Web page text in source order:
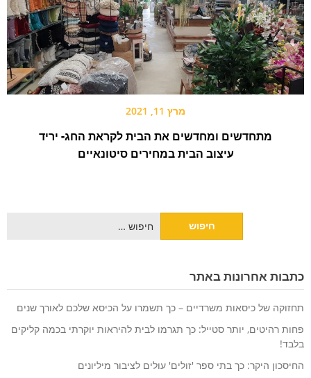
מרץ 11, 2021
מתחדשים ומחדשים את הבית לקראת החג- יריד
עיצוב הבית במחירים סיטונאיים
כתבות אחרונות באתר
תחזוקה של כיסאות משרדיים – כך תשמרו על הכיסא שלכם לאורך שנים
פחות רהיטים, יותר סטייל: כך תגרמו לבית להיראות יוקרתי בכמה קליקים
בלבד!
החיסכון היקר: כך בתי ספר 'זולים' עולים לציבור מיליונים